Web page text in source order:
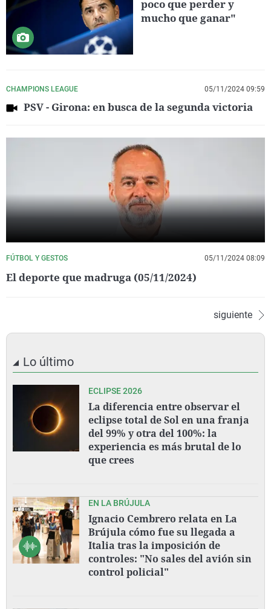
poco que perder y
mucho que ganar"
CHAMPIONS LEAGUE 05/11/2024 09:59
PSV - Girona: en busca de la segunda victoria
FÚTBOL Y GESTOS 05/11/2024 08:09
El deporte que madruga (05/11/2024)
siguiente
Lo último
ECLIPSE 2026
La diferencia entre observar el
eclipse total de Sol en una franja
del 99% y otra del 100%: la
experiencia es más brutal de lo
que crees
EN LA BRÚJULA
Ignacio Cembrero relata en La
Brújula cómo fue su llegada a
Italia tras la imposición de
controles: "No sales del avión sin
control policial"